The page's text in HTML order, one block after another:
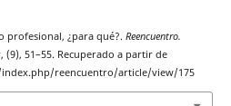
profesional, ¿para qué?. Reencuentro.
, (9), 51–55. Recuperado a partir de
reencuentro/article/view/175